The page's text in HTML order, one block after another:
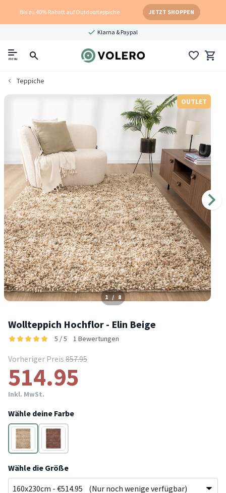
Bis zu 40% Rabatt auf Outdoorteppiche JETZT SHOPPEN
Klarna & Paypal
menu
Teppiche
OUTLET
1 / 8
Wollteppich Hochflor - Elin Beige
5 / 5 1 Bewertungen
Vorheriger Preis 857.95
514.95
Inkl. MwSt.
Wähle deine Farbe
Beige
Bunt
Wähle die Größe